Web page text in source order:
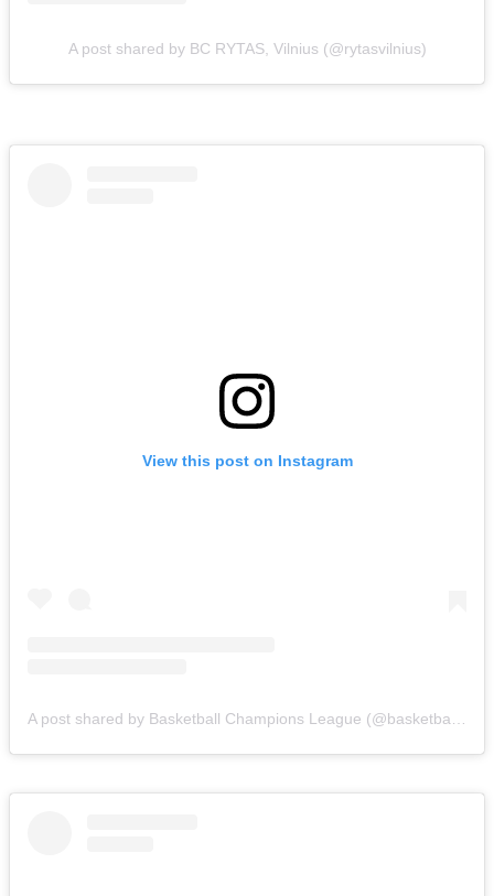
A post shared by BC RYTAS, Vilnius (@rytasvilnius)
View this post on Instagram
A post shared by Basketball Champions League (@basketballcl)